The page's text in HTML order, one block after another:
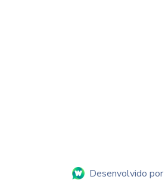
Desenvolvido por